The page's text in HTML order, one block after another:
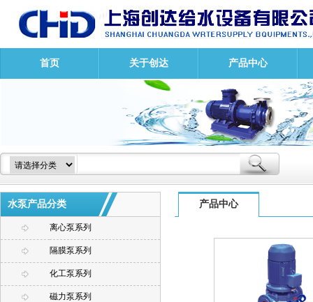
首页 关于创达 产品中心
水泵产品分类
离心泵系列
隔膜泵系列
化工泵系列
磁力泵系列
产品中心